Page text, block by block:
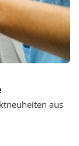
aus